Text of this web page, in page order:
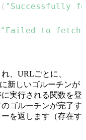
( "Successfully
"Failed to fetch
、URLごとに、
新しいゴルーチンが
実行される関数を登
ゴルーチンが完了す
を返します（存在す